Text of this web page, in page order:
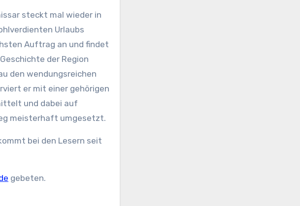
steckt mal wieder in
Urlaubs
Auftrag an und findet
der Region
den wendungsreichen
er mit einer gehörigen
und dabei auf
meisterhaft umgesetzt.
bei den Lesern seit
gebeten.